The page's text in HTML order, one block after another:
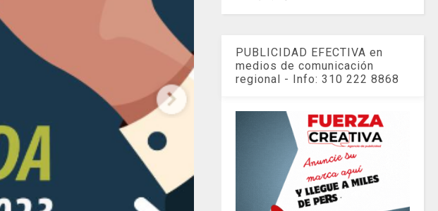
PUBLICIDAD EFECTIVA en
medios de comunicación
regional - Info: 310 222 8868